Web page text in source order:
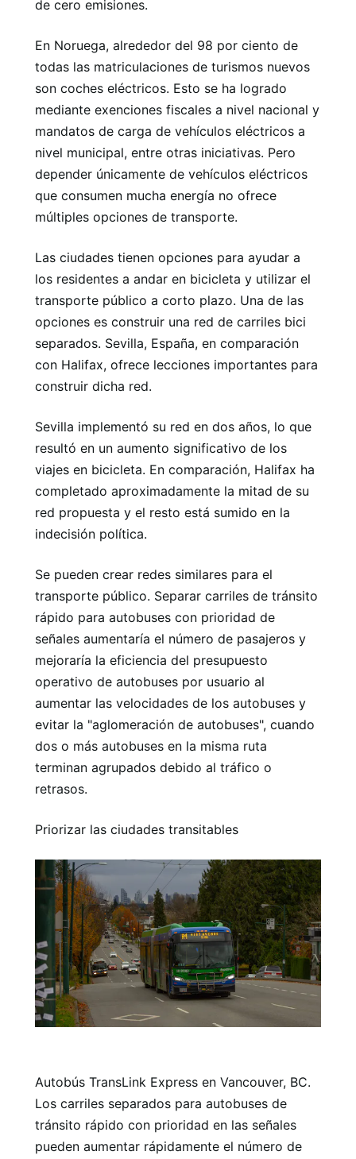
de cero emisiones.
En Noruega, alrededor del 98 por ciento de
todas las matriculaciones de turismos nuevos
son coches eléctricos. Esto se ha logrado
mediante exenciones fiscales a nivel nacional y
mandatos de carga de vehículos eléctricos a
nivel municipal, entre otras iniciativas. Pero
depender únicamente de vehículos eléctricos
que consumen mucha energía no ofrece
múltiples opciones de transporte.
Las ciudades tienen opciones para ayudar a
los residentes a andar en bicicleta y utilizar el
transporte público a corto plazo. Una de las
opciones es construir una red de carriles bici
separados. Sevilla, España, en comparación
con Halifax, ofrece lecciones importantes para
construir dicha red.
Sevilla implementó su red en dos años, lo que
resultó en un aumento significativo de los
viajes en bicicleta. En comparación, Halifax ha
completado aproximadamente la mitad de su
red propuesta y el resto está sumido en la
indecisión política.
Se pueden crear redes similares para el
transporte público. Separar carriles de tránsito
rápido para autobuses con prioridad de
señales aumentaría el número de pasajeros y
mejoraría la eficiencia del presupuesto
operativo de autobuses por usuario al
aumentar las velocidades de los autobuses y
evitar la "aglomeración de autobuses", cuando
dos o más autobuses en la misma ruta
terminan agrupados debido al tráfico o
retrasos.
Priorizar las ciudades transitables
Autobús TransLink Express en Vancouver, BC.
Los carriles separados para autobuses de
tránsito rápido con prioridad en las señales
pueden aumentar rápidamente el número de